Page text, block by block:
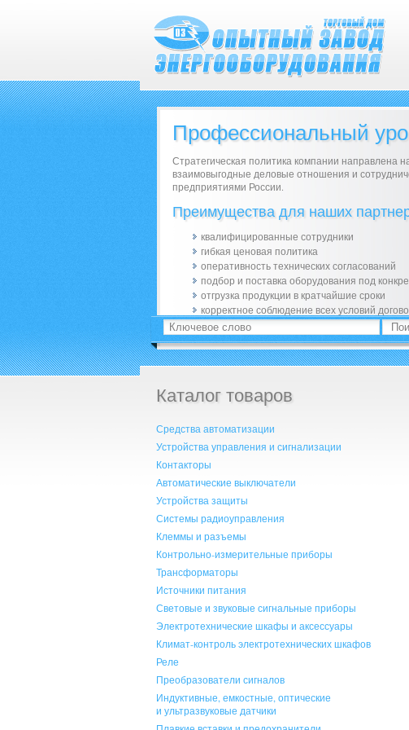
Профессиональный
Стратегическая политика компании направлена
взаимовыгодные деловые отношения и
предприятиями России.
Преимущества для наших
квалифицированные сотрудники
гибкая ценовая политика
оперативность технических согласований
подбор и поставка оборудования под
отгрузка продукции в кратчайшие сроки
корректное соблюдение всех условий
Каталог товаров
Средства автоматизации
Устройства управления и сигнализации
Контакторы
Автоматические выключатели
Устройства защиты
Системы радиоуправления
Клеммы и разъемы
Контрольно-измерительные приборы
Трансформаторы
Источники питания
Световые и звуковые сигнальные приборы
Электротехнические шкафы и аксессуары
Климат-контроль электротехнических шкафов
Реле
Преобразователи сигналов
Индуктивные, емкостные, оптические
и ультразвуковые датчики